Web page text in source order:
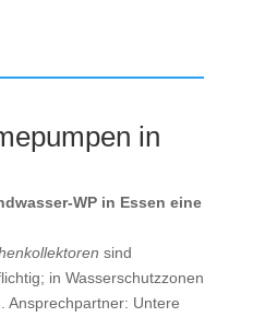
in
in Essen eine
sind
in Wasserschutzzonen
Ansprechpartner: Untere